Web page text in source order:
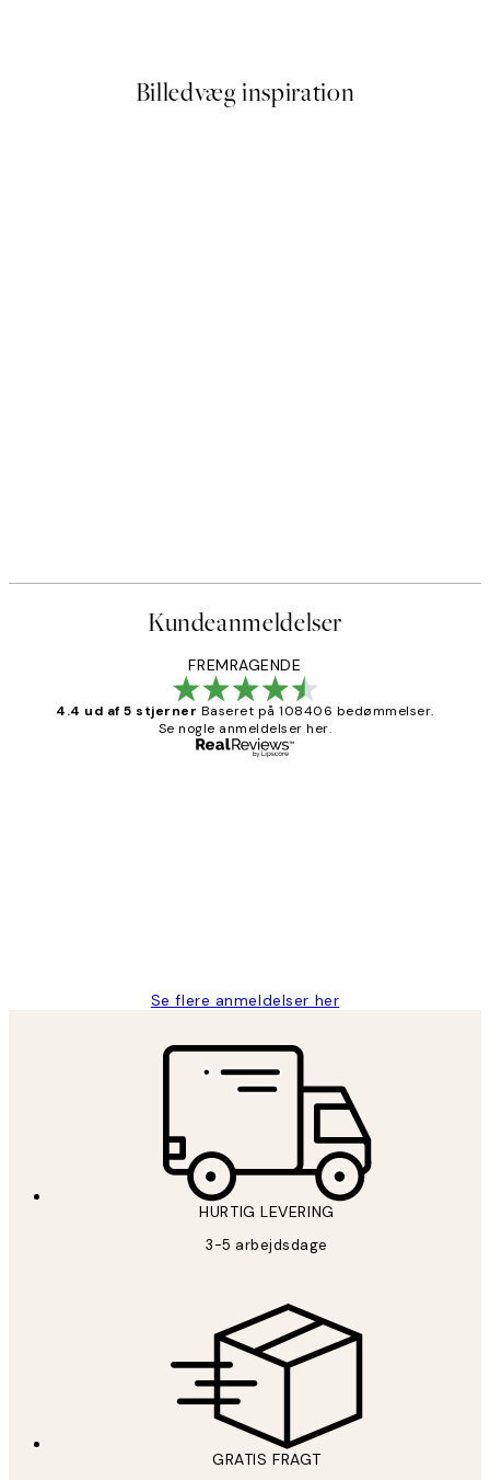
Billedvæg inspiration
Kundeanmeldelser
FREMRAGENDE
4.4 ud af 5 stjerner Baseret på 108406 bedømmelser.
Se nogle anmeldelser her.
Se flere anmeldelser her
HURTIG LEVERING
3-5 arbejdsdage
GRATIS FRAGT